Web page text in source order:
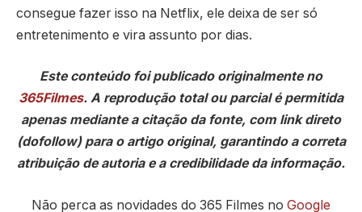
consegue fazer isso na Netflix, ele deixa de ser só
entretenimento e vira assunto por dias.
Este conteúdo foi publicado originalmente no
365Filmes. A reprodução total ou parcial é permitida
apenas mediante a citação da fonte, com link direto
(dofollow) para o artigo original, garantindo a correta
atribuição de autoria e a credibilidade da informação.
Não perca as novidades do 365 Filmes no Google